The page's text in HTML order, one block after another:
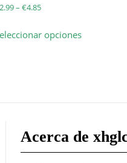
– €4.85Price
€2.99
opcionesproducto
pueden
elegir
Acerca de